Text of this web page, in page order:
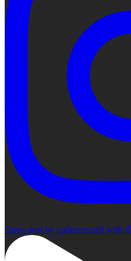
Open post by cadencecraft with